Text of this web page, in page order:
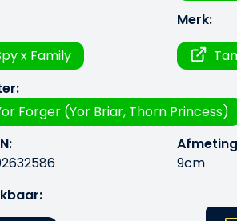
x Family
Merk:
Forger (Yor Briar, Thorn Princess)
9cm